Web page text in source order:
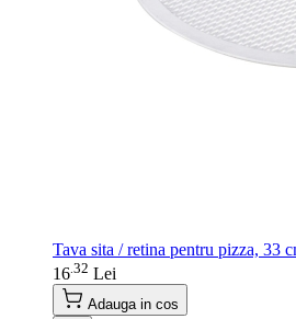
Tava sita / retina pentru pizza, 33
16 32 Lei
Adauga in cos